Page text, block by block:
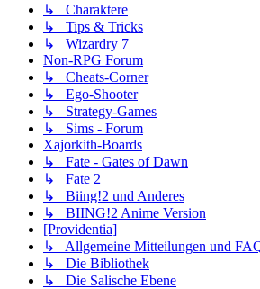
↳ Charaktere
↳ Tips & Tricks
↳ Wizardry 7
Non-RPG Forum
↳ Cheats-Corner
↳ Ego-Shooter
↳ Strategy-Games
↳ Sims - Forum
Xajorkith-Boards
↳ Fate - Gates of Dawn
↳ Fate 2
↳ Biing!2 und Anderes
↳ BIING!2 Anime Version
[Providentia]
↳ Allgemeine Mitteilungen und
↳ Die Bibliothek
↳ Die Salische Ebene